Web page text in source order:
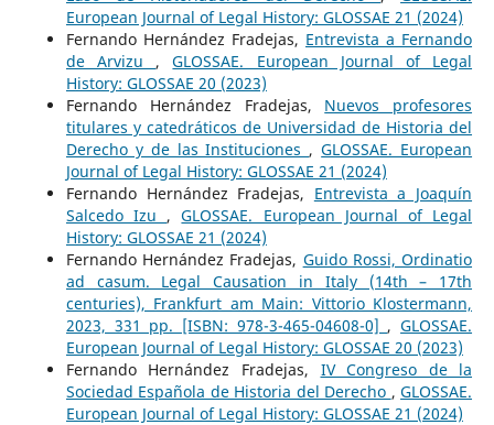
European Journal of Legal History: GLOSSAE 21 (2024)
Fernando Hernández Fradejas, Entrevista a Fernando
de Arvizu ,GLOSSAE. European Journal of Legal
History: GLOSSAE 20 (2023)
Fernando Hernández Fradejas, Nuevos profesores
titulares y catedráticos de Universidad de Historia del
Derecho y de las Instituciones ,GLOSSAE. European
Journal of Legal History: GLOSSAE 21 (2024)
Fernando Hernández Fradejas, Entrevista a Joaquín
Salcedo Izu ,GLOSSAE. European Journal of Legal
History: GLOSSAE 21 (2024)
Fernando Hernández Fradejas, Guido Rossi, Ordinatio
ad casum. Legal Causation in Italy (14th – 17th
centuries), Frankfurt am Main: Vittorio Klostermann,
2023, 331 pp. [ISBN: 978-3-465-04608-0] ,GLOSSAE.
European Journal of Legal History: GLOSSAE 20 (2023)
Fernando Hernández Fradejas, IV Congreso de la
Sociedad Española de Historia del Derecho ,GLOSSAE.
European Journal of Legal History: GLOSSAE 21 (2024)